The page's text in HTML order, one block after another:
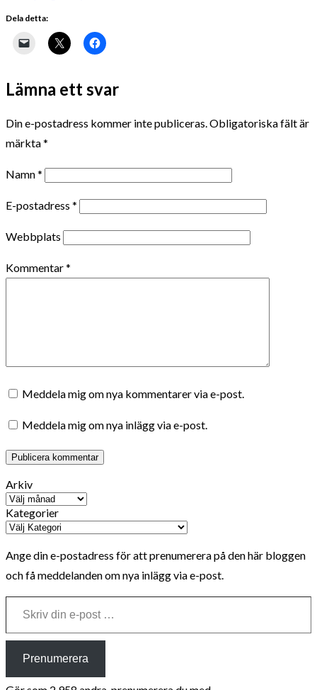
Dela detta:
Lämna ett svar
Din e-postadress kommer inte publiceras.Obligatoriska fält är
märkta*
Namn*
E-postadress *
Webbplats
Kommentar*
Meddela mig om nya kommentarer via e-post.
Meddela mig om nya inlägg via e-post.
Arkiv
Kategorier
Ange din e-postadress för att prenumerera på den här bloggen
och få meddelanden om nya inlägg via e-post.
Skriv din e-post …
Prenumerera